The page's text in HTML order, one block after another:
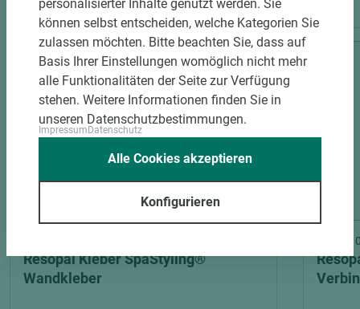
Resopal Kleber SpaStyling®
Wandkleber
Art.-Nr.
personalisierter Inhalte genutzt werden. Sie
können selbst entscheiden, welche Kategorien Sie
zulassen möchten. Bitte beachten Sie, dass auf
Basis Ihrer Einstellungen womöglich nicht mehr
alle Funktionalitäten der Seite zur Verfügung
stehen. Weitere Informationen finden Sie in
unseren Datenschutzbestimmungen.
ImpressumDatenschutz
Konfigurieren
Alle Cookies akzeptieren